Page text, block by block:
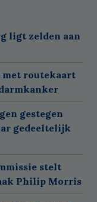
ligt zelden aan
met routekaart
gestegen
gedeeltelijk
stelt
Philip Morris